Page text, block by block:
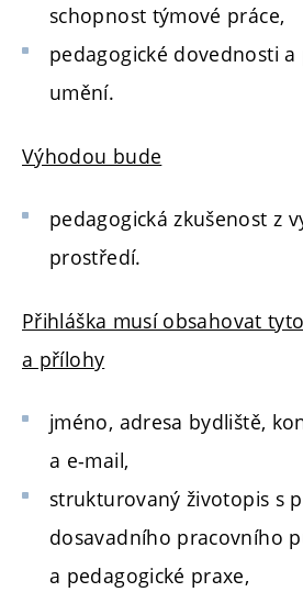
schopnost týmové práce,
pedagogické dovednosti
umění.
Výhodou bude
pedagogická zkušenost z
prostředí.
Přihláška musí obsahovat
a přílohy
jméno, adresa bydliště,
a e-mail,
strukturovaný životopis s
dosavadního pracovního
a pedagogické praxe,